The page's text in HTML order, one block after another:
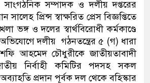
সাংগঠনিক সম্পাদক ও দলীয় দপ্তরের
সালেহ প্রিন্স স্বাক্ষরিত প্রেস বিজ্ঞপ্তিতে
ভঙ্গ ও দলের স্বার্থবিরোধী কর্মকাণ্ডে
অভিযোগে দলীয় গঠনতন্ত্রের ৫ (গ) ধারা
আহমেদ চৌধুরীকে জাতীয়তাবাদী
নির্বাহী কমিটির পদসহ সকল
প্রদান পূর্বক দল থেকে বহিস্কার